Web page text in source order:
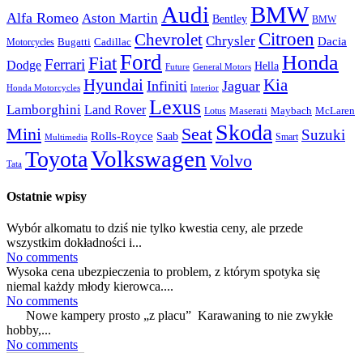
Alfa Romeo Aston Martin Audi Bentley BMW BMW
Motorcycles Bugatti Cadillac Chevrolet Chrysler Citroen Dacia
Dodge Ferrari FiatFord Future General Motors Hella Honda
Honda Motorcycles Hyundai Infiniti Interior Jaguar Kia
Lamborghini Land Rover Lexus Lotus Maserati Maybach McLaren
Mini Multimedia Rolls-Royce Saab Seat Skoda Smart Suzuki
Tata ToyotaVolkswagen Volvo
Ostatnie wpisy
Wybór alkomatu to dziś nie tylko kwestia ceny, ale przede
wszystkim dokładności i...
No comments
Wysoka cena ubezpieczenia to problem, z którym spotyka się
niemal każdy młody kierowca....
No comments
Nowe kampery prosto „z placu” Karawaning to nie zwykłe
hobby,...
No comments